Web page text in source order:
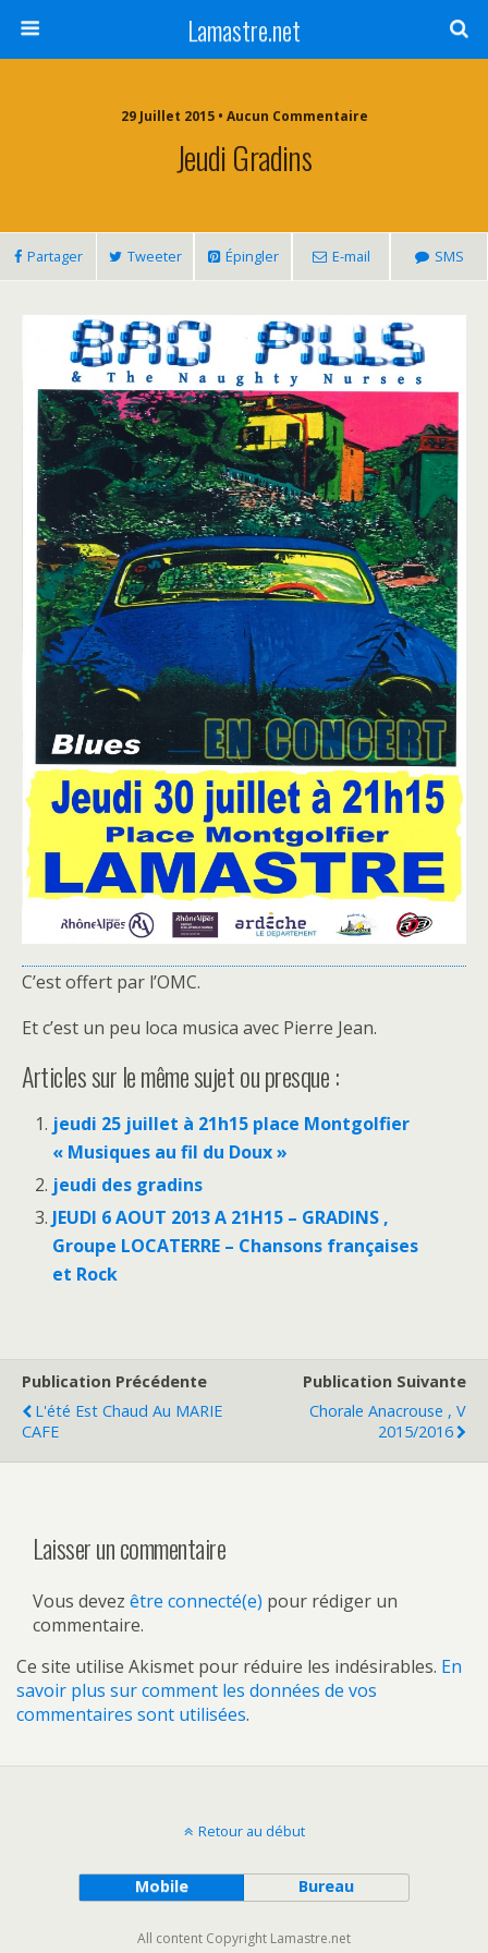
Lamastre.net
29 Juillet 2015 • Aucun Commentaire
Jeudi Gradins
Partager Tweeter Épingler E-mail SMS
C’est offert par l’OMC.
Et c’est un peu loca musica avec Pierre Jean.
Articles sur le même sujet ou presque :
jeudi 25 juillet à 21h15 place Montgolfier
« Musiques au fil du Doux »
jeudi des gradins
JEUDI 6 AOUT 2013 A 21H15 – GRADINS ,
Groupe LOCATERRE – Chansons françaises
et Rock
Publication Précédente
L'été Est Chaud Au MARIE
CAFE
Publication Suivante
Chorale Anacrouse , V
2015/2016
Laisser un commentaire
Vous devez être connecté(e) pour rédiger un
commentaire.
Ce site utilise Akismet pour réduire les indésirables. En
savoir plus sur comment les données de vos
commentaires sont utilisées.
Retour au début
Mobile Bureau
All content Copyright Lamastre.net